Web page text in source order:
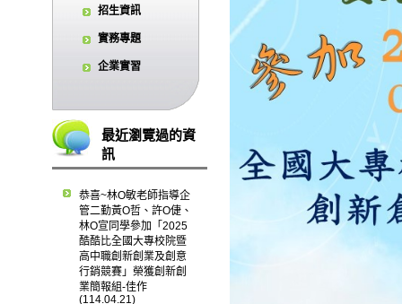
招生資訊
實務專題
企業實習
最近瀏覽過的資
訊
恭喜~林O敏老師指導企
管二勤黃O哲、許O倢、
林O宣同學參加「2025
酷酷比全國大專校院暨
高中職創新創業及創意
行銷競賽」榮獲創新創
業簡報組-佳作
(114.04.21)